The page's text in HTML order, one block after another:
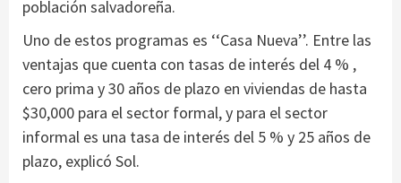
población salvadoreña.
Uno de estos programas es ‘‘Casa Nueva’’. Entre las
ventajas que cuenta con tasas de interés del 4 % ,
cero prima y 30 años de plazo en viviendas de hasta
$30,000 para el sector formal, y para el sector
informal es una tasa de interés del 5 % y 25 años de
plazo, explicó Sol.